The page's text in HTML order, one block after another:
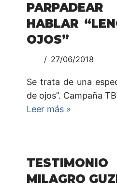
HABLAR
OJOS”
27/06/2018
Se trata de una
de ojos”. Campaña
Leer más »
MILAGRO